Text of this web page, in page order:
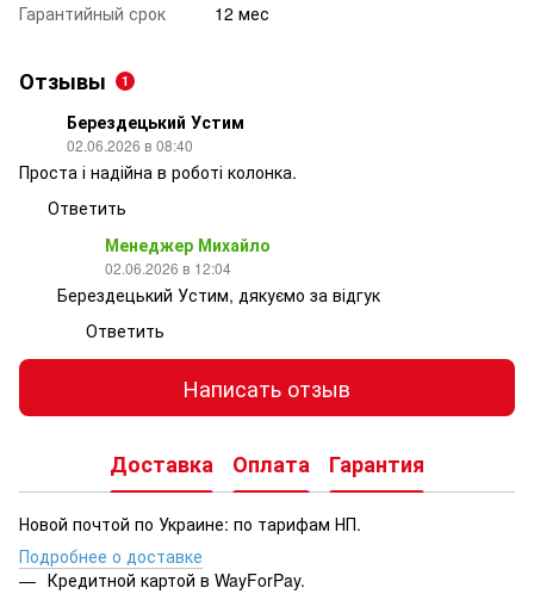
Гарантийный срок 12 мес
Отзывы 1
Берездецький Устим
02.06.2026 в 08:40
Проста і надійна в роботі колонка.
Ответить
Менеджер Михайло
02.06.2026 в 12:04
Берездецький Устим, дякуємо за відгук
Ответить
Написать отзыв
Доставка Оплата Гарантия
Новой почтой по Украине: по тарифам НП.
Подробнее о доставке
Кредитной картой в WayForPay.